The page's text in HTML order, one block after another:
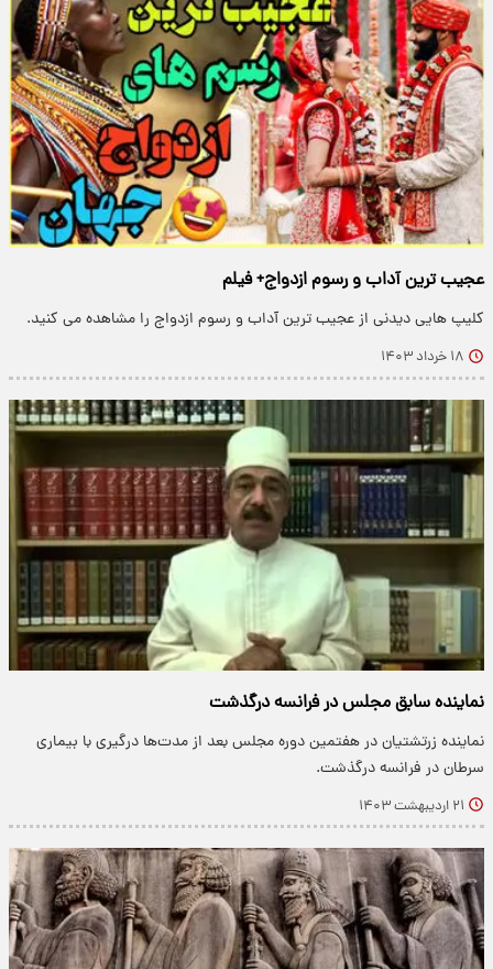
عجیب ترین آداب و رسوم ازدواج+ فیلم
کلیپ هایی دیدنی از عجیب ترین آداب و رسوم ازدواج را مشاهده می کنید.
۱۸ خرداد ۱۴۰۳
نماینده سابق مجلس در فرانسه درگذشت
نماینده زرتشتیان در هفتمین دوره مجلس بعد از مدت‌ها درگیری با بیماری
سرطان در فرانسه درگذشت.
۲۱ اردیبهشت ۱۴۰۳